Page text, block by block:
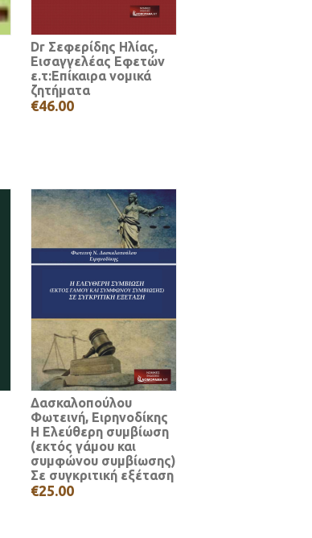
Dr Σεφερίδης Ηλίας,
Εισαγγελέας Εφετών
ε.τ:Επίκαιρα νομικά
ζητήματα
€46.00
Δασκαλοπούλου
Φωτεινή, Ειρηνοδίκης
Η Ελεύθερη συμβίωση
(εκτός γάμου και
συμφώνου συμβίωσης)
Σε συγκριτική εξέταση
€25.00